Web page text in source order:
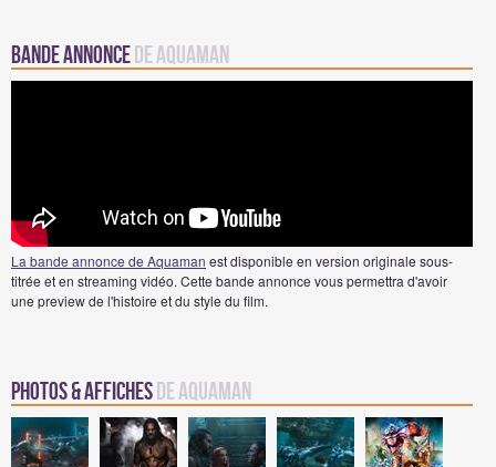
Bande annoncede Aquaman
La bande annonce de Aquaman est disponible en version originale sous-
titrée et en streaming vidéo. Cette bande annonce vous permettra d'avoir
une preview de l'histoire et du style du film.
Photos & Affichesde Aquaman